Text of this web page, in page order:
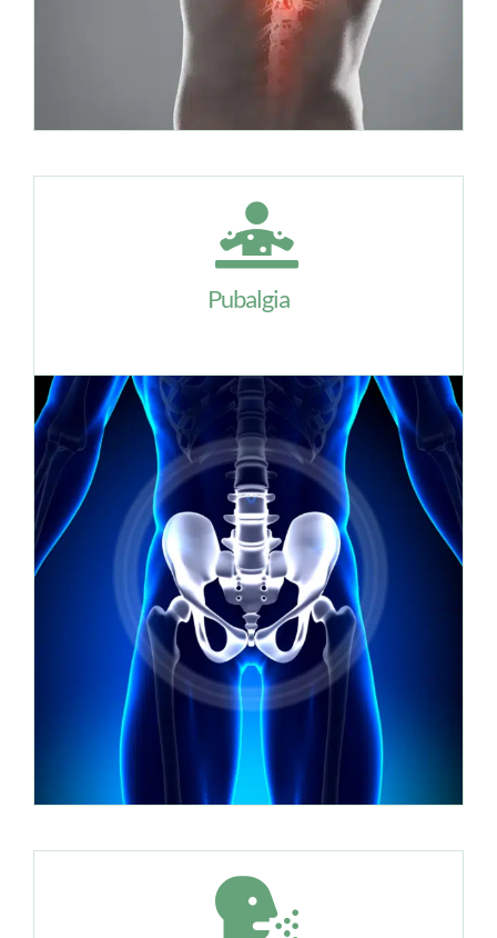
Pubalgia